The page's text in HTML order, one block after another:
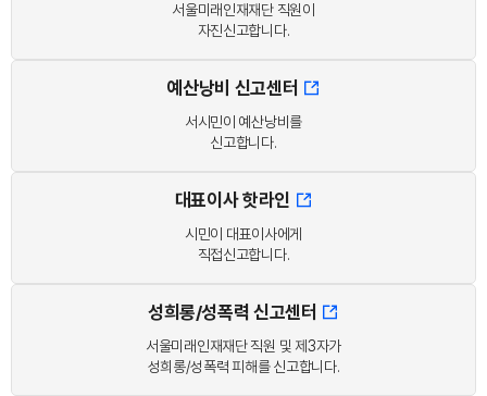
서울미래인재재단 직원이
자진신고합니다.
예산낭비 신고센터
서시민이 예산낭비를
신고합니다.
대표이사 핫라인
시민이 대표이사에게
직접신고합니다.
성희롱/성폭력 신고센터
서울미래인재재단 직원 및 제3자가
성희롱/성폭력 피해를 신고합니다.